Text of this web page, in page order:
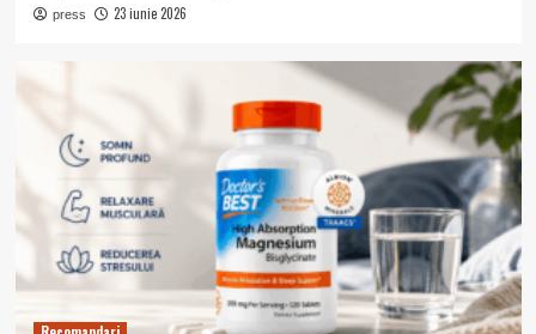
press 23 iunie 2026